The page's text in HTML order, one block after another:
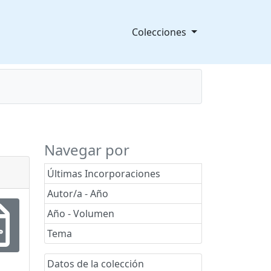
Colecciones
Navegar por
Últimas Incorporaciones
Autor/a - Año
Año - Volumen
Tema
Datos de la colección